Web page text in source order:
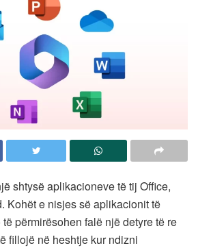
shtysë aplikacioneve të tij Office,
Kohët e nisjes së aplikacionit të
përmirësohen falë një detyre të re
fillojë në heshtje kur ndizni